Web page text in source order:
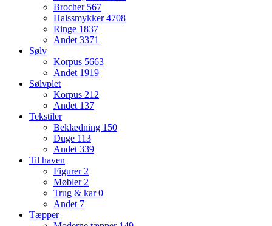
Brocher 567
Halssmykker4708
Ringe 1837
Andet 3371
Sølv
Korpus 5663
Andet 1919
Sølvplet
Korpus 212
Andet 137
Tekstiler
Beklædning 150
Duge 113
Andet 339
Til haven
Figurer 2
Møbler 2
Trug & kar0
Andet 7
Tæpper